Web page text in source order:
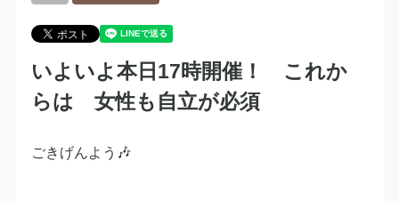
いよいよ本日17時開催！ これか
らは 女性も自立が必須
ごきげんよう🎶